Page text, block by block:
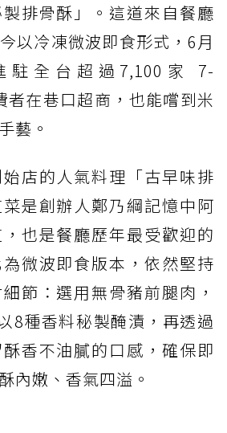
排骨酥」。這道來自餐廳
以冷凍微波即食形式，6月
駐全台超過7,100家 7-
者在巷口超商，也能嚐到米
藝。
店的人氣料理「古早味排
是創辦人鄭乃綱記憶中阿
也是餐廳歷年最受歡迎的
微波即食版本，依然堅持
節：選用無骨豬前腿肉，
8種香料秘製醃漬，再透過
香不油膩的口感，確保即
內嫩、香氣四溢。